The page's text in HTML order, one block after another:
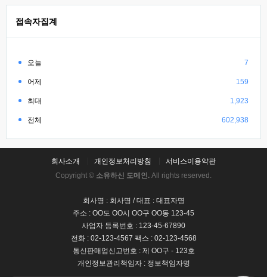
접속자집계
오늘 7
어제 159
최대 1,923
전체 602,938
회사소개 개인정보처리방침
서비스이용약관
Copyright © 소유하신 도메인. All rights reserved.
회사명 : 회사명 / 대표 : 대표자명
주소 : OO도 OO시 OO구 OO동 123-45
사업자 등록번호 : 123-45-67890
전화 : 02-123-4567 팩스 : 02-123-4568
통신판매업신고번호 : 제 OO구 - 123호
개인정보관리책임자 : 정보책임자명